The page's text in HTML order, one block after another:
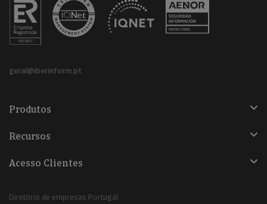
geral@iberinform.pt
Produtos
Recursos
Acesso Clientes
Diretório de empresas Portugal